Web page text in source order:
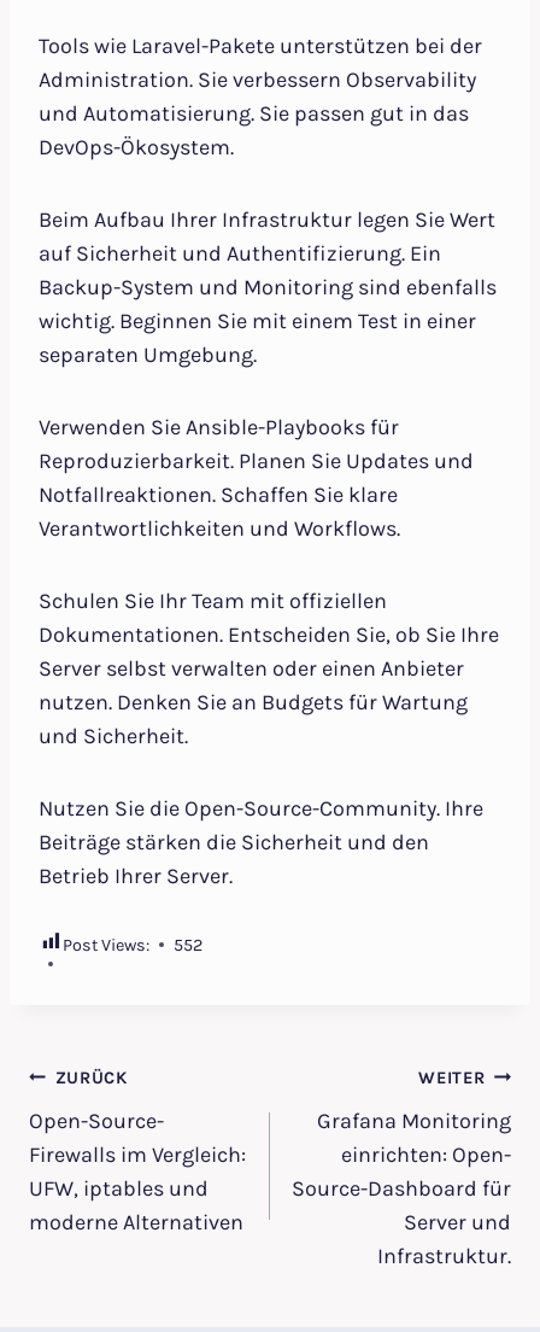
Tools wie Laravel-Pakete unterstützen bei der
Administration. Sie verbessern Observability
und Automatisierung. Sie passen gut in das
DevOps-Ökosystem.
Beim Aufbau Ihrer Infrastruktur legen Sie Wert
auf Sicherheit und Authentifizierung. Ein
Backup-System und Monitoring sind ebenfalls
wichtig. Beginnen Sie mit einem Test in einer
separaten Umgebung.
Verwenden Sie Ansible-Playbooks für
Reproduzierbarkeit. Planen Sie Updates und
Notfallreaktionen. Schaffen Sie klare
Verantwortlichkeiten und Workflows.
Schulen Sie Ihr Team mit offiziellen
Dokumentationen. Entscheiden Sie, ob Sie Ihre
Server selbst verwalten oder einen Anbieter
nutzen. Denken Sie an Budgets für Wartung
und Sicherheit.
Nutzen Sie die Open-Source-Community. Ihre
Beiträge stärken die Sicherheit und den
Betrieb Ihrer Server.
Post Views: 552
Beitragsnavigation
ZURÜCK
Open-Source-
Firewalls im Vergleich:
UFW, iptables und
moderne Alternativen
WEITER
Grafana Monitoring
einrichten: Open-
Source-Dashboard für
Server und
Infrastruktur.